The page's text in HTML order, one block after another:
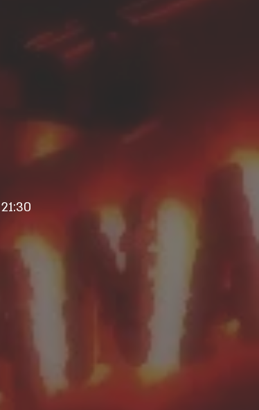
21:30 - שיעורי סלסה בסנון Salsa On1, בצ'אטה ואורבן קיז בכל הרמות (מפורט כאן למטה)